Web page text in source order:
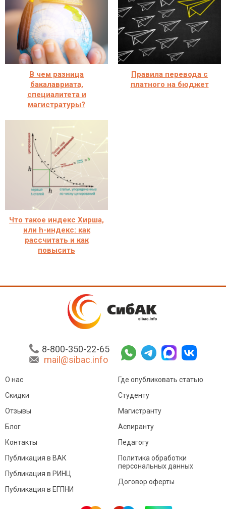
В чем разница
бакалавриата,
специалитета и
магистратуры?
Правила перевода с
платного на бюджет
Что такое индекс Хирша,
или h-индекс: как
рассчитать и как
повысить
8-800-350-22-65
mail@sibac.info
О нас
Скидки
Отзывы
Блог
Контакты
Где опубликовать статью
Студенту
Магистранту
Аспиранту
Педагогу
Публикация в ВАК
Публикация в РИНЦ
Публикация в ЕГПНИ
Политика обработки
персональных данных
Договор оферты